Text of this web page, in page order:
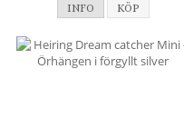
INFO KÖP